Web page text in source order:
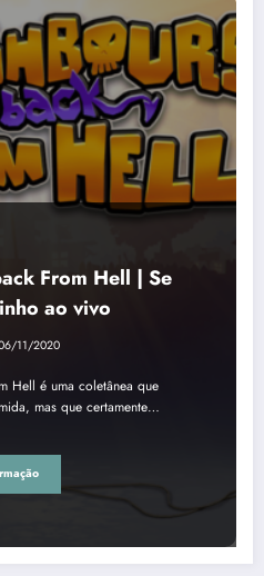
From Hell | Se
ao vivo
11/2020
Hell é uma coletânea que
mas que certamente…